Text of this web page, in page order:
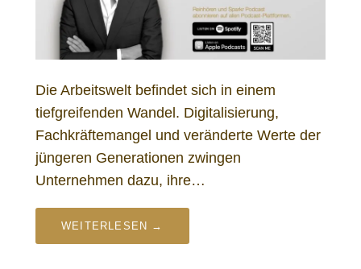
Die Arbeitswelt befindet sich in einem
tiefgreifenden Wandel. Digitalisierung,
Fachkräftemangel und veränderte Werte der
jüngeren Generationen zwingen
Unternehmen dazu, ihre…
WEITERLESEN →